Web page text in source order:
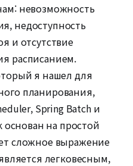
невозможность
недоступность
и отсутствие
расписанием.
я нашел для
планирования,
Spring Batch и
основан на простой
сложное выражение
легковесным,